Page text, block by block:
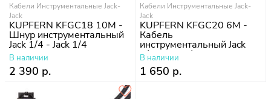
Кабели Инструментальные Jack-
Jack
KUPFERN KFGC18 10M -
Шнур инструментальный
Jack 1/4 - Jack 1/4
В наличии
2 390 р.
Кабели Инструментальные Jack-
Jack
KUPFERN KFGC20 6M -
Кабель
инструментальный Jack
1/4 - Jack 1/4 угловые
В наличии
1 650 р.